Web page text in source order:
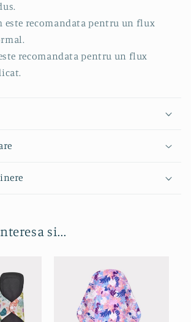
este recomandata pentru un flux
recomandata pentru un flux
si...